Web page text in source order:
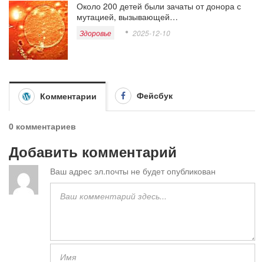
Около 200 детей были зачаты от донора с
мутацией, вызывающей…
Здоровье 2025-12-10
Комментарии Фейсбук
0 комментариев
Добавить комментарий
Ваш адрес эл.почты не будет опубликован